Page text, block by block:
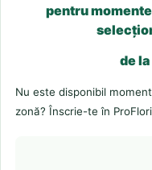
pentru
de
Nu este disponibil
zonă? Înscrie-te în